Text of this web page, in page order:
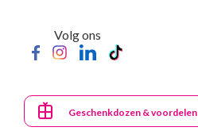
content
Volg ons
Geschenkdozen & voordelen